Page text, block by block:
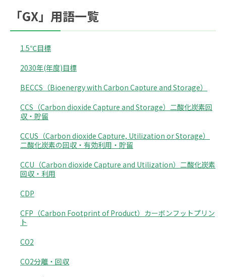
「GX」用語一覧
1.5℃目標
2030年(年度)目標
BECCS（Bioenergy with Carbon Capture and Storage）
CCS（Carbon dioxide Capture and Storage）二酸化炭素回
収・貯留
CCUS（Carbon dioxide Capture, Utilization or Storage）
二酸化炭素の回収・有効利用・貯留
CCU（Carbon dioxide Capture and Utilization）二酸化炭素
回収・利用
CDP
CFP（Carbon Footprint of Product）カーボンフットプリン
ト
CO2
CO2分離・回収